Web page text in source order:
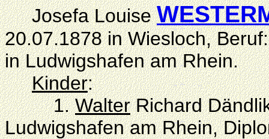
Josefa Louise
20.07.1878 in Wiesloch,
in Ludwigshafen am Rhein.
Kinder:
1.WalterRichard
Ludwigshafen am Rhein,